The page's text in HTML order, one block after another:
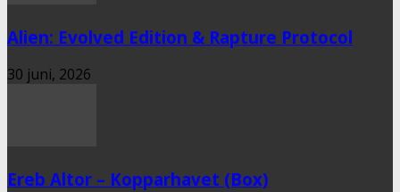
Alien: Evolved Edition & Rapture Protocol
30 juni, 2026
Ereb Altor – Kopparhavet (Box)